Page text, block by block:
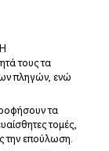
Η
τους τα
πληγών, ενώ
τα
τομές,
την επούλωση.